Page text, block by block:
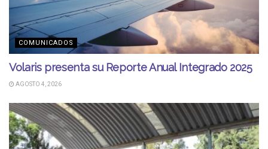
COMUNICADOS
Volaris presenta su Reporte Anual Integrado 2025
AGOSTO 4, 2026